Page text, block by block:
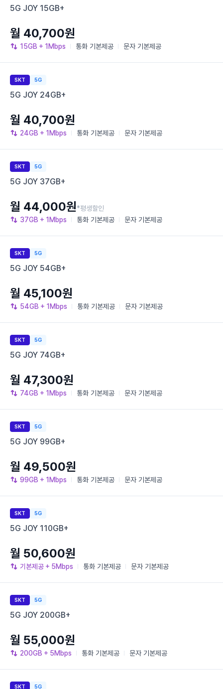
5G JOY 15GB+
15GB + 1Mbps 통화 기본제공 문자 기본제공
월 40,700원
SKT 5G
5G JOY 24GB+
24GB + 1Mbps 통화 기본제공 문자 기본제공
월 40,700원
SKT 5G
5G JOY 37GB+
37GB + 1Mbps 통화 기본제공 문자 기본제공
월 44,000원*평생할인
SKT 5G
5G JOY 54GB+
54GB + 1Mbps 통화 기본제공 문자 기본제공
월 45,100원
SKT 5G
5G JOY 74GB+
74GB + 1Mbps 통화 기본제공 문자 기본제공
월 47,300원
SKT 5G
5G JOY 99GB+
99GB + 1Mbps 통화 기본제공 문자 기본제공
월 49,500원
SKT 5G
5G JOY 110GB+
기본제공 + 5Mbps 통화 기본제공 문자 기본제공
월 50,600원
SKT 5G
5G JOY 200GB+
200GB + 5Mbps 통화 기본제공 문자 기본제공
월 55,000원
SKT 5G